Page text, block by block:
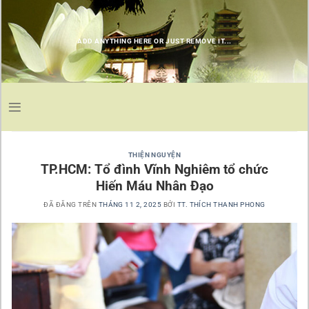
đến
nội
dung
ADD ANYTHING HERE OR JUST REMOVE IT...
THIỆN NGUYỆN
TP.HCM: Tổ đình Vĩnh Nghiêm tổ chức
Hiến Máu Nhân Đạo
ĐÃ ĐĂNG TRÊN THÁNG 11 2, 2025 BỞI TT. THÍCH THANH PHONG